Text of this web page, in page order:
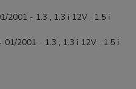
2001 - 1.3 , 1.3 i 12V , 1.5 i
01/2001 - 1.3 , 1.3 i 12V , 1.5 i